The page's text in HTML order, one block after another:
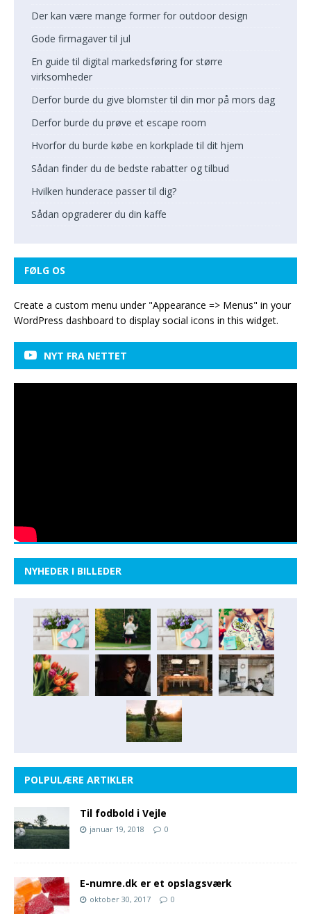
Der kan være mange former for outdoor design
Gode firmagaver til jul
En guide til digital markedsføring for større
virksomheder
Derfor burde du give blomster til din mor på mors dag
Derfor burde du prøve et escape room
Hvorfor du burde købe en korkplade til dit hjem
Sådan finder du de bedste rabatter og tilbud
Hvilken hunderace passer til dig?
Sådan opgraderer du din kaffe
FØLG OS
Create a custom menu under "Appearance => Menus" in your
WordPress dashboard to display social icons in this widget.
NYT FRA NETTET
NYHEDER I BILLEDER
POLPULÆRE ARTIKLER
Til fodbold i Vejle
januar 19, 2018 0
E-numre.dk er et opslagsværk
oktober 30, 2017 0